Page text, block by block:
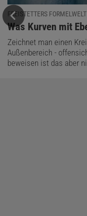
FREISTETTERS FORMELWELT
:
Was Kurven mit
Zeichnet man einen
Außenbereich -
beweisen ist das aber